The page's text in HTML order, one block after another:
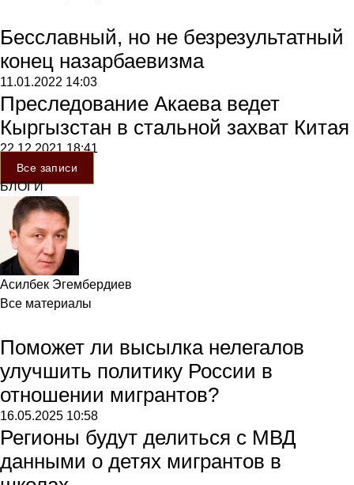
Бесславный, но не безрезультатный
конец назарбаевизма
11.01.2022 14:03
Преследование Акаева ведет
Кыргызстан в стальной захват Китая
22.12.202118:41
Все записи
БЛОГИ
Асилбек Эгембердиев
Все материалы
Поможет ли высылка нелегалов
улучшить политику России в
отношении мигрантов?
16.05.2025 10:58
Регионы будут делиться с МВД
данными о детях мигрантов в